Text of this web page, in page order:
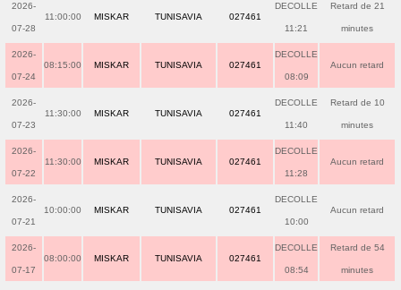
2026-
07-28
11:00:00 MISKAR TUNISAVIA 027461
DECOLLE
11:21
Retard de 21
minutes
2026-
07-24
08:15:00 MISKAR TUNISAVIA 027461
DECOLLE
08:09
Aucun retard
2026-
07-23
11:30:00 MISKAR TUNISAVIA 027461
DECOLLE
11:40
Retard de 10
minutes
2026-
07-22
11:30:00 MISKAR TUNISAVIA 027461
DECOLLE
11:28
Aucun retard
2026-
07-21
10:00:00 MISKAR TUNISAVIA 027461
DECOLLE
10:00
Aucun retard
2026-
07-17
08:00:00 MISKAR TUNISAVIA 027461
DECOLLE
08:54
Retard de 54
minutes